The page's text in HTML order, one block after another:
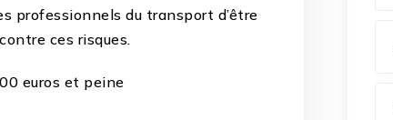
professionnels du transport d’être
ces risques.
euros et peine